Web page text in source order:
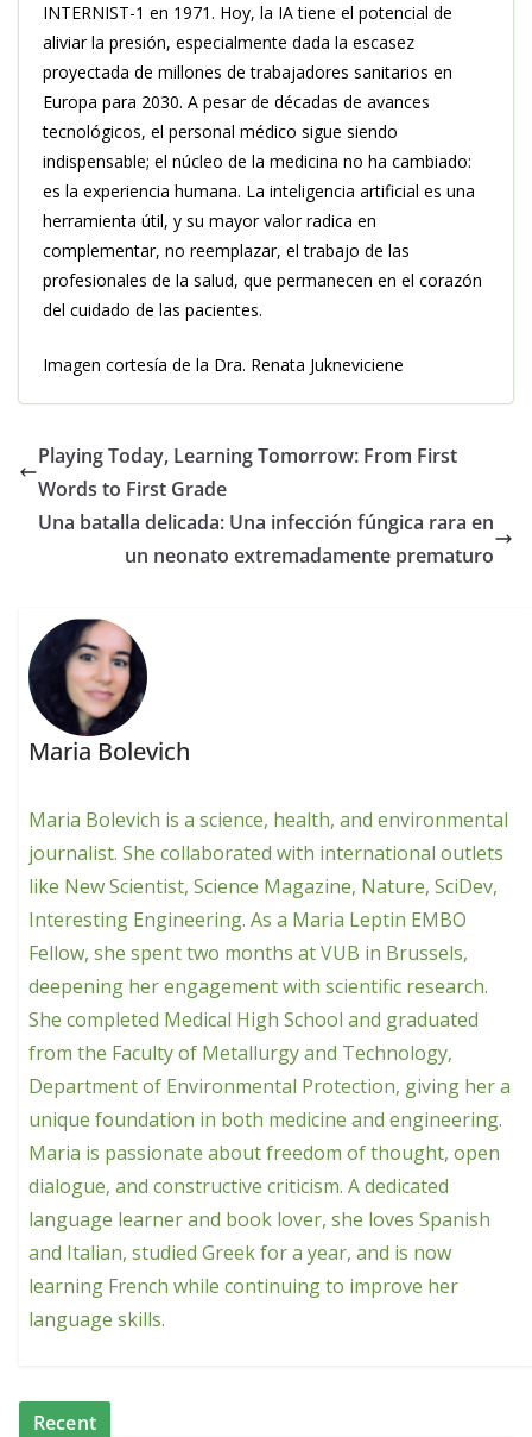
INTERNIST-1 en 1971. Hoy, la IA tiene el potencial de
aliviar la presión, especialmente dada la escasez
proyectada de millones de trabajadores sanitarios en
Europa para 2030. A pesar de décadas de avances
tecnológicos, el personal médico sigue siendo
indispensable; el núcleo de la medicina no ha cambiado:
es la experiencia humana. La inteligencia artificial es una
herramienta útil, y su mayor valor radica en
complementar, no reemplazar, el trabajo de las
profesionales de la salud, que permanecen en el corazón
del cuidado de las pacientes.
Imagen cortesía de la Dra. Renata Jukneviciene
Playing Today, Learning Tomorrow: From First
Words to First Grade
Una batalla delicada: Una infección fúngica rara en
un neonato extremadamente prematuro
Maria Bolevich
Maria Bolevich is a science, health, and environmental
journalist. She collaborated with international outlets
like New Scientist, Science Magazine, Nature, SciDev,
Interesting Engineering. As a Maria Leptin EMBO
Fellow, she spent two months at VUB in Brussels,
deepening her engagement with scientific research.
She completed Medical High School and graduated
from the Faculty of Metallurgy and Technology,
Department of Environmental Protection, giving her a
unique foundation in both medicine and engineering.
Maria is passionate about freedom of thought, open
dialogue, and constructive criticism. A dedicated
language learner and book lover, she loves Spanish
and Italian, studied Greek for a year, and is now
learning French while continuing to improve her
language skills.
Recent